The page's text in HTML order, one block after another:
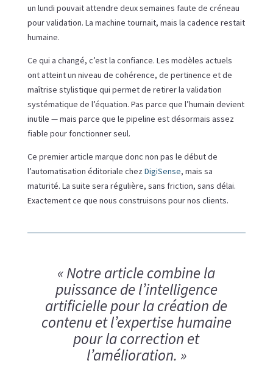
un lundi pouvait attendre deux semaines faute de créneau
pour validation. La machine tournait, mais la cadence restait
humaine.
Ce qui a changé, c’est la confiance. Les modèles actuels
ont atteint un niveau de cohérence, de pertinence et de
maîtrise stylistique qui permet de retirer la validation
systématique de l’équation. Pas parce que l’humain devient
inutile — mais parce que le pipeline est désormais assez
fiable pour fonctionner seul.
Ce premier article marque donc non pas le début de
l’automatisation éditoriale chez DigiSense, mais sa
maturité. La suite sera régulière, sans friction, sans délai.
Exactement ce que nous construisons pour nos clients.
« Notre article combine la
puissance de l’intelligence
artificielle pour la création de
contenu et l’expertise humaine
pour la correction et
l’amélioration. »